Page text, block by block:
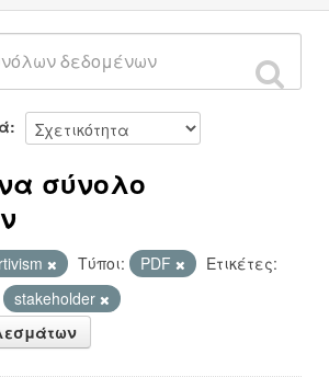
σύνολο
Τύποι: PDF
Ετικέτες:
stakeholder